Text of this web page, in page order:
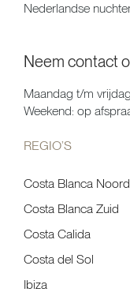
Nederlandse
Neem contact
Maandag t/m
Weekend: op
REGIO’S
Costa Blanca Noord
Costa Blanca Zuid
Costa Calida
Costa del Sol
Ibiza